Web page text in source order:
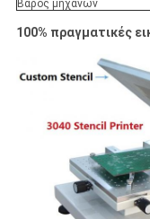
Βάρος μηχανών
100% πραγματικές